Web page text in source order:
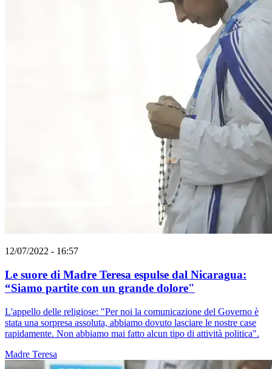
12/07/2022 - 16:57
Le suore di Madre Teresa espulse dal Nicaragua:
“Siamo partite con un grande dolore"
L'appello delle religiose: "Per noi la comunicazione del Governo è
stata una sorpresa assoluta, abbiamo dovuto lasciare le nostre case
rapidamente. Non abbiamo mai fatto alcun tipo di attività politica".
Madre Teresa